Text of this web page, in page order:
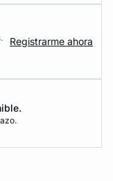
Registrarme ahora